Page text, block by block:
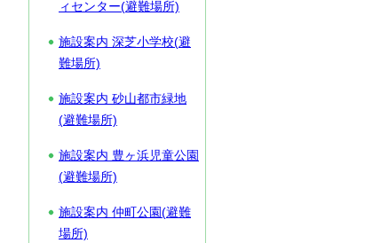
ィセンター(避難場所)
施設案内 深芝小学校(避
難場所)
施設案内 砂山都市緑地
(避難場所)
施設案内 豊ヶ浜児童公園
(避難場所)
施設案内 仲町公園(避難
場所)